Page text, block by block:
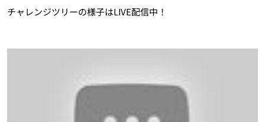
チャレンジツリーの様子はLIVE配信中！